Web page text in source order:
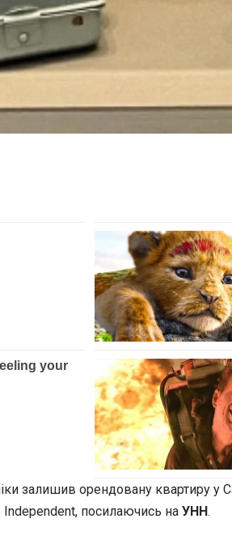
залишив орендовану квартиру
посилаючись на УНН.